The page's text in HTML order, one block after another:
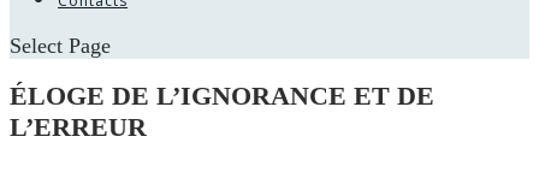
Select Page
ÉLOGE DE L’IGNORANCE ET DE
L’ERREUR